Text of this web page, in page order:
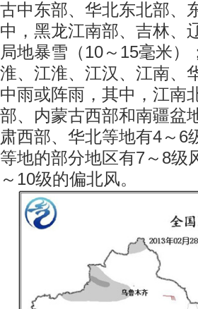
古中东部、华北东北部、
中，黑龙江南部、吉林、
局地暴雪（10～15毫米
淮、江淮、江汉、江南、
中雨或阵雨，其中，江南
部、内蒙古西部和南疆盆
肃西部、华北等地有4～6
等地的部分地区有7～8级
～10级的偏北风。